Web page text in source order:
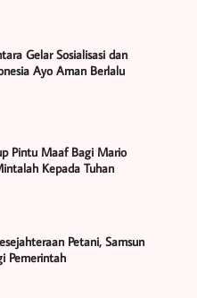
Gelar Sosialisasi dan
Ayo Aman Berlalu
Pintu Maaf Bagi Mario
Kepada Tuhan
Petani, Samsun
Pemerintah